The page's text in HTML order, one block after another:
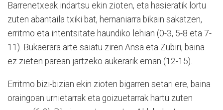
Barrenetxeak indartsu ekin zioten, eta hasieratik lortu
zuten abantaila txiki bat, hernaniarra bikain sakatzen,
erritmo eta intentsitate haundiko lehian (0-3, 5-8 eta 7-
11). Bukaerara arte saiatu ziren Ansa eta Zubiri, baina
ez zieten parean jartzeko aukerarik eman (12-15).
Erritmo bizi-bizian ekin zioten bigarren setari ere, baina
oraingoan urnietarrak eta goizuetarrak hartu zuten